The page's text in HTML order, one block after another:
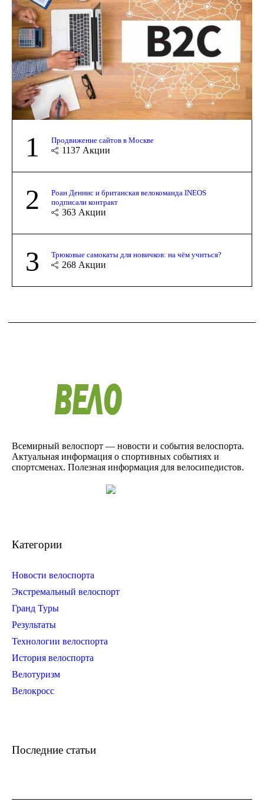
1 Продвижение сайтов в Москве
1137 Акции
2
Роан Деннис и британская велокоманда INEOS
подписали контракт
363 Акции
3 Трюковые самокаты для новичков: на чём учиться?
268 Акции
Всемирный велоспорт — новости и события велоспорта.
Актуальная информация о спортивных событиях и
спортсменах. Полезная информация для велосипедистов.
Категории
Новости велоспорта
Экстремальный велоспорт
Гранд Туры
Результаты
Технологии велоспорта
История велоспорта
Велотуризм
Велокросс
Последние статьи